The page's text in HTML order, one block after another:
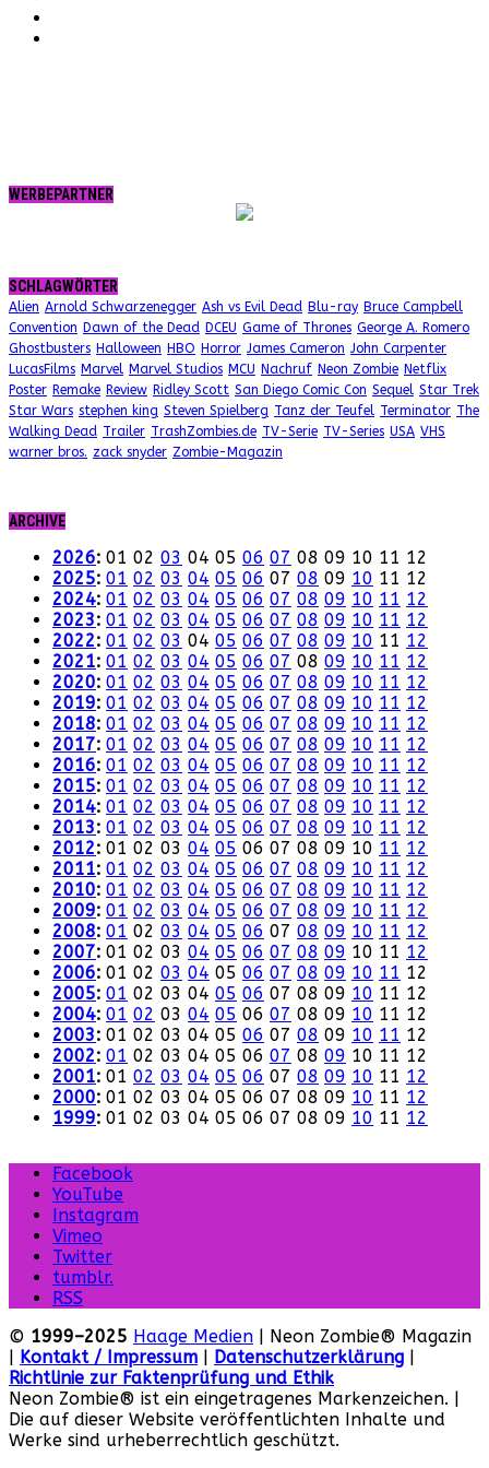
WERBEPARTNER
SCHLAGWÖRTER
Alien Arnold Schwarzenegger Ash vs Evil Dead Blu-ray Bruce Campbell
Convention Dawn of the Dead DCEU Game of Thrones George A. Romero
Ghostbusters Halloween HBO Horror James Cameron John Carpenter
LucasFilms Marvel Marvel Studios MCU Nachruf Neon Zombie Netflix
Poster Remake Review Ridley Scott San Diego Comic Con Sequel Star Trek
Star Wars stephen king Steven Spielberg Tanz der Teufel Terminator The
Walking Dead Trailer TrashZombies.de TV-Serie TV-Series USA VHS
warner bros. zack snyder Zombie-Magazin
ARCHIVE
2026: 01 02 03 04 05 06 07 08 09 10 11 12
2025: 01 02 03 04 05 06 07 08 09 10 11 12
2024: 01 02 03 04 05 06 07 08 09 10 11 12
2023: 01 02 03 04 05 06 07 08 09 10 11 12
2022: 01 02 03 04 05 06 07 08 09 10 11 12
2021: 01 02 03 04 05 06 07 08 09 10 11 12
2020: 01 02 03 04 05 06 07 08 09 10 11 12
2019: 01 02 03 04 05 06 07 08 09 10 11 12
2018: 01 02 03 04 05 06 07 08 09 10 11 12
2017: 01 02 03 04 05 06 07 08 09 10 11 12
2016: 01 02 03 04 05 06 07 08 09 10 11 12
2015: 01 02 03 04 05 06 07 08 09 10 11 12
2014: 01 02 03 04 05 06 07 08 09 10 11 12
2013: 01 02 03 04 05 06 07 08 09 10 11 12
2012: 01 02 03 04 05 06 07 08 09 10 11 12
2011: 01 02 03 04 05 06 07 08 09 10 11 12
2010: 01 02 03 04 05 06 07 08 09 10 11 12
2009: 01 02 03 04 05 06 07 08 09 10 11 12
2008: 01 02 03 04 05 06 07 08 09 10 11 12
2007: 01 02 03 04 05 06 07 08 09 10 11 12
2006: 01 02 03 04 05 06 07 08 09 10 11 12
2005: 01 02 03 04 05 06 07 08 09 10 11 12
2004: 01 02 03 04 05 06 07 08 09 10 11 12
2003: 01 02 03 04 05 06 07 08 09 10 11 12
2002: 01 02 03 04 05 06 07 08 09 10 11 12
2001: 01 02 03 04 05 06 07 08 09 10 11 12
2000: 01 02 03 04 05 06 07 08 09 10 11 12
1999: 01 02 03 04 05 06 07 08 09 10 11 12
Facebook
YouTube
Instagram
Vimeo
Twitter
tumblr.
RSS
© 1999–2025 Haage Medien | Neon Zombie® Magazin
Kontakt / Impressum Datenschutzerklärung
Richtlinie zur Faktenprüfung und Ethik
Neon Zombie® ist ein eingetragenes Markenzeichen. |
Die auf dieser Website veröffentlichten Inhalte und
Werke sind urheberrechtlich geschützt.